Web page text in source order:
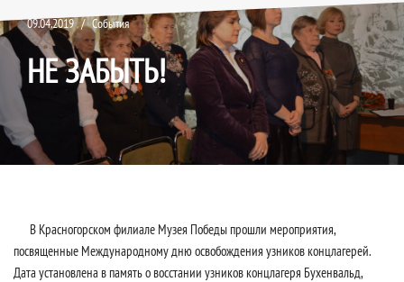
09.04.2019 События
НЕ ЗАБЫТЬ!
В Красногорском филиале Музея Победы прошли мероприятия,
посвященные Международному дню освобождения узников концлагерей.
Дата установлена в память о восстании узников концлагеря Бухенвальд,